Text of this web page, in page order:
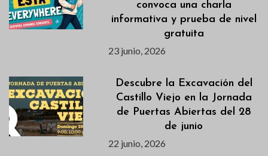
convoca una charla
informativa y prueba de nivel
gratuita
23 junio, 2026
Descubre la Excavación del
Castillo Viejo en la Jornada
de Puertas Abiertas del 28
de junio
22 junio, 2026